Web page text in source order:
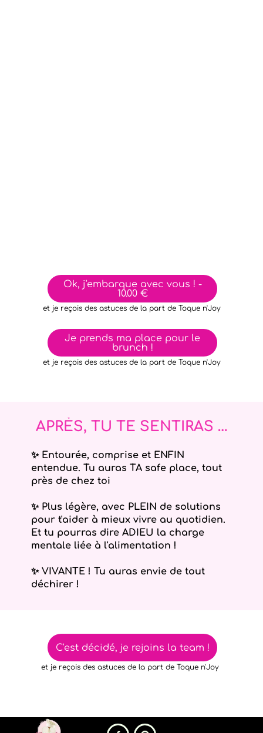
Ok, j'embarque avec vous ! -
10.00 €
Je prends ma place pour le
brunch !
et je reçois des astuces de la part de Toque n'Joy
et je reçois des astuces de la part de Toque n'Joy
APRÈS, TU TE SENTIRAS …
✨ Entourée, comprise et ENFIN
entendue. Tu auras TA safe place, tout
près de chez toi
✨ Plus légère, avec PLEIN de solutions
pour t'aider à mieux vivre au quotidien.
Et tu pourras dire ADIEU la charge
mentale liée à l'alimentation !
✨ VIVANTE ! Tu auras envie de tout
déchirer !
C'est décidé, je rejoins la team !
et je reçois des astuces de la part de Toque n'Joy